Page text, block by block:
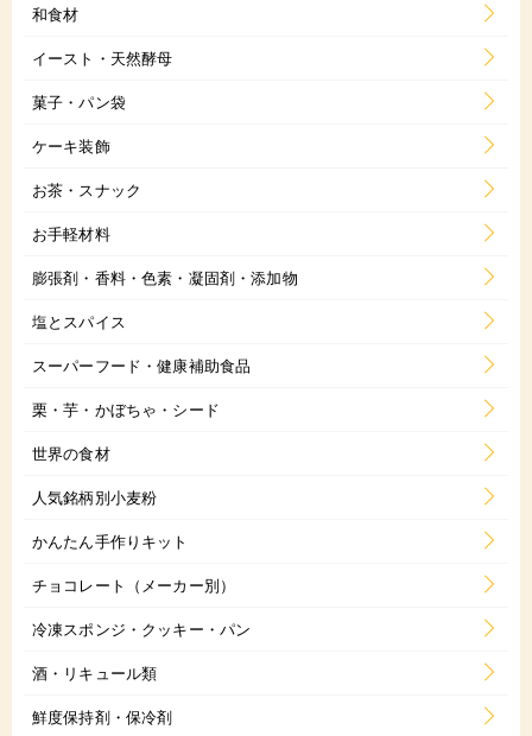
和食材
イースト・天然酵母
菓子・パン袋
ケーキ装飾
お茶・スナック
お手軽材料
膨張剤・香料・色素・凝固剤・添加物
塩とスパイス
スーパーフード・健康補助食品
栗・芋・かぼちゃ・シード
世界の食材
人気銘柄別小麦粉
かんたん手作りキット
チョコレート（メーカー別）
冷凍スポンジ・クッキー・パン
酒・リキュール類
鮮度保持剤・保冷剤